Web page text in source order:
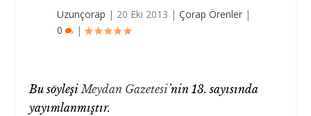
Uzunçorap | 20 Eki 2013 |Çorap Örenler |
0
|
Bu söyleşiMeydan Gazetesi’nin 13. sayısında
yayımlanmıştır.